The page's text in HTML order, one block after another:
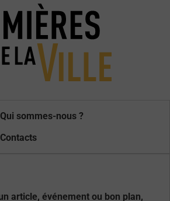
Qui sommes-nous ?
Contacts
article, événement ou bon plan,